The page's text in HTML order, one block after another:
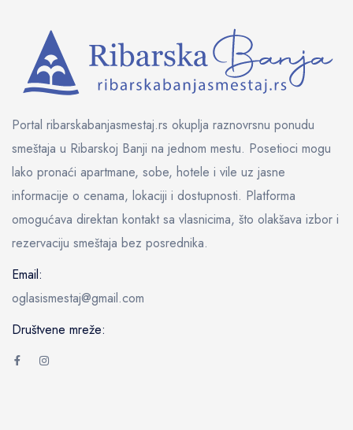
Portal ribarskabanjasmestaj.rs okuplja raznovrsnu ponudu
smeštaja u Ribarskoj Banji na jednom mestu. Posetioci mogu
lako pronaći apartmane, sobe, hotele i vile uz jasne
informacije o cenama, lokaciji i dostupnosti. Platforma
omogućava direktan kontakt sa vlasnicima, što olakšava izbor i
rezervaciju smeštaja bez posrednika.
Email:
oglasismestaj@gmail.com
Društvene mreže: